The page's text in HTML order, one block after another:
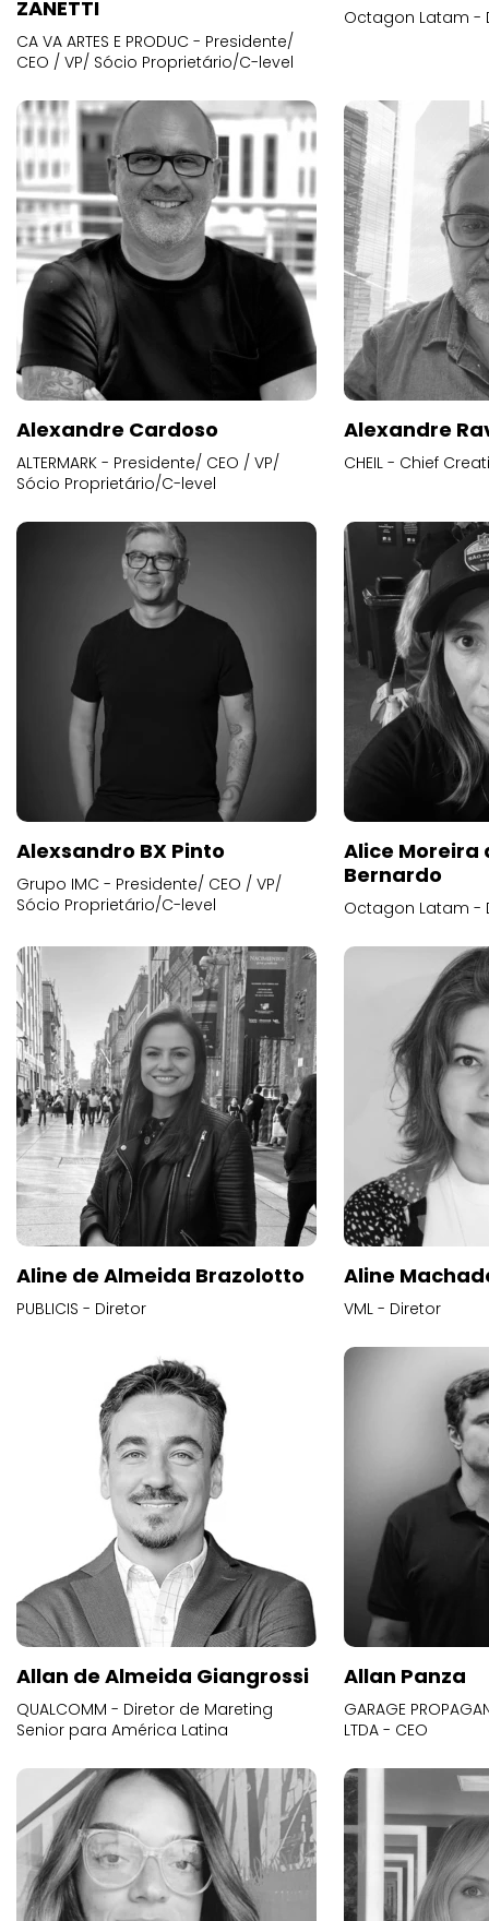
ZANETTI
CA VA ARTES E PRODUC - Presidente/
CEO / VP/ Sócio Proprietário/C-level
Octagon Latam -
Alexandre Cardoso
ALTERMARK - Presidente/ CEO / VP/
Sócio Proprietário/C-level
Alexandre
CHEIL - Chief
Alexsandro BX Pinto
Grupo IMC - Presidente/ CEO / VP/
Sócio Proprietário/C-level
Alice
Bernardo
Octagon Latam -
Aline de Almeida Brazolotto
PUBLICIS - Diretor
Aline
VML - Diretor
Allan de Almeida Giangrossi
QUALCOMM - Diretor de Mareting
Senior para América Latina
Allan Panza
GARAGE
LTDA - CEO